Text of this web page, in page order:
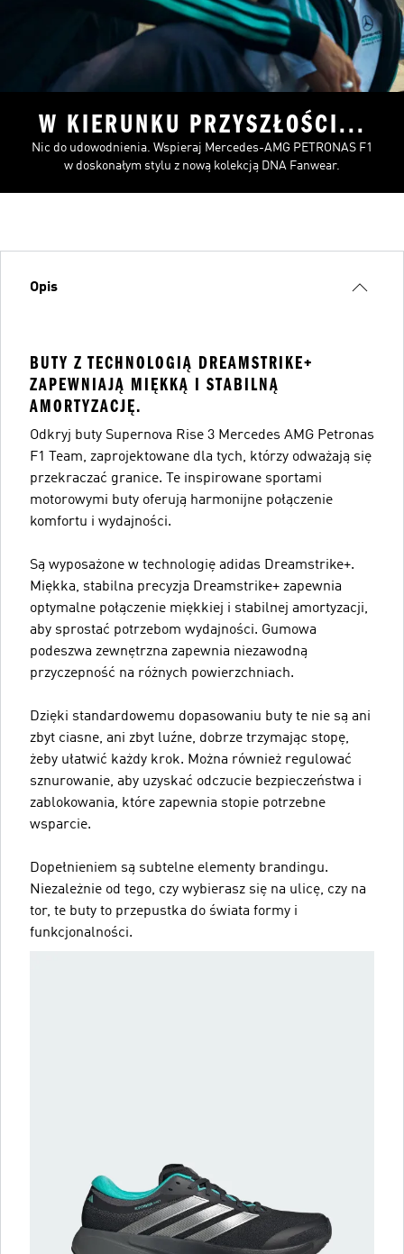
W KIERUNKU PRZYSZŁOŚCI...
Nic do udowodnienia. Wspieraj Mercedes-AMG PETRONAS F1
w doskonałym stylu z nową kolekcją DNA Fanwear.
Opis
BUTY Z TECHNOLOGIĄ DREAMSTRIKE+
ZAPEWNIAJĄ MIĘKKĄ I STABILNĄ
AMORTYZACJĘ.
Odkryj buty Supernova Rise 3 Mercedes AMG Petronas
F1 Team, zaprojektowane dla tych, którzy odważają się
przekraczać granice. Te inspirowane sportami
motorowymi buty oferują harmonijne połączenie
komfortu i wydajności.
Są wyposażone w technologię adidas Dreamstrike+.
Miękka, stabilna precyzja Dreamstrike+ zapewnia
optymalne połączenie miękkiej i stabilnej amortyzacji,
aby sprostać potrzebom wydajności. Gumowa
podeszwa zewnętrzna zapewnia niezawodną
przyczepność na różnych powierzchniach.
Dzięki standardowemu dopasowaniu buty te nie są ani
zbyt ciasne, ani zbyt luźne, dobrze trzymając stopę,
żeby ułatwić każdy krok. Można również regulować
sznurowanie, aby uzyskać odczucie bezpieczeństwa i
zablokowania, które zapewnia stopie potrzebne
wsparcie.
Dopełnieniem są subtelne elementy brandingu.
Niezależnie od tego, czy wybierasz się na ulicę, czy na
tor, te buty to przepustka do świata formy i
funkcjonalności.